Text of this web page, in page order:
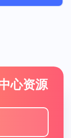
心资源